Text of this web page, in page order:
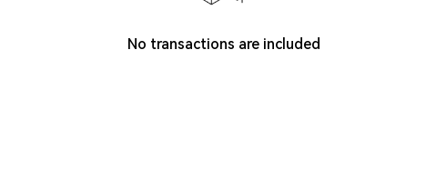
No transactions are included